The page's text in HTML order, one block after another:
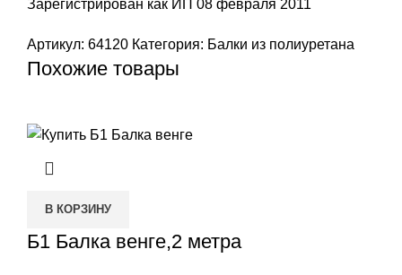
Зарегистрирован как ИП 08 февраля 2011
Артикул: 64120 Категория: Балки из полиуретана
Похожие товары
В КОРЗИНУ
Б1 Балка венге,2 метра